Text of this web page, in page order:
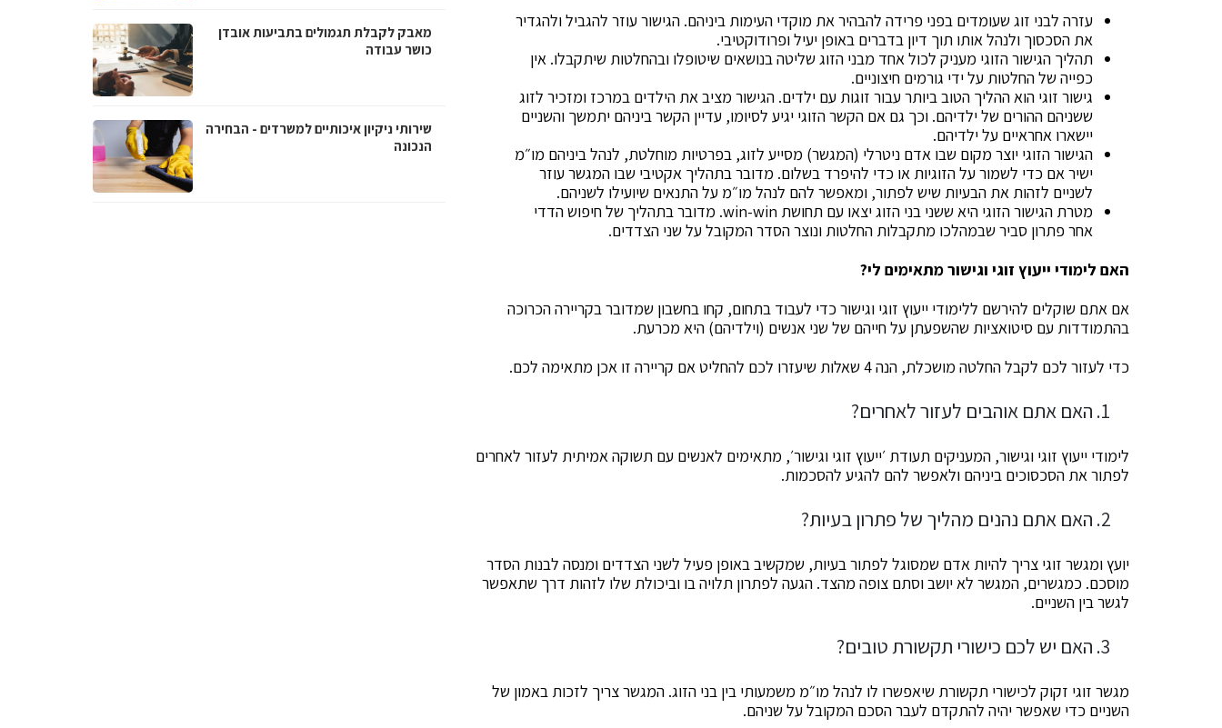
עזרה לבני זוג שעומדים בפני פרידה להבהיר את מוקדי העימות ביניהם. הגישור עוזר להגביל ולהגדיר
את הסכסוך ולנהל אותו תוך דיון בדברים באופן יעיל ופרודוקטיבי.
תהליך הגישור הזוגי מעניק לכול אחד מבני הזוג שליטה בנושאים שיטופלו ובהחלטות שיתקבלו. אין
כפייה של החלטות על ידי גורמים חיצוניים.
גישור זוגי הוא ההליך הטוב ביותר עבור זוגות עם ילדים. הגישור מציב את הילדים במרכז ומזכיר לזוג
ששניהם ההורים של ילדיהם. וכך גם אם הקשר הזוגי יגיע לסיומו, עדיין הקשר ביניהם יתמשך והשניים
יישארו אחראיים על ילדיהם.
הגישור הזוגי יוצר מקום שבו אדם ניטרלי (המגשר) מסייע לזוג, בפרטיות מוחלטת, לנהל ביניהם מו״מ
ישיר אם כדי לשמור על הזוגיות או כדי להיפרד בשלום. מדובר בתהליך אקטיבי שבו המגשר עוזר
לשניים לזהות את הבעיות שיש לפתור, ומאפשר להם לנהל מו״מ על התנאים שיועילו לשניהם.
מטרת הגישור הזוגי היא ששני בני הזוג יצאו עם תחושת win-win. מדובר בתהליך של חיפוש הדדי
אחר פתרון סביר שבמהלכו מתקבלות החלטות ונוצר הסדר המקובל על שני הצדדים.
האם לימודי ייעוץ זוגי וגישור מתאימים לי?
אם אתם שוקלים להירשם ללימודי ייעוץ זוגי וגישור כדי לעבוד בתחום, קחו בחשבון שמדובר בקריירה הכרוכה
בהתמודדות עם סיטואציות שהשפעתן על חייהם של שני אנשים (וילדיהם) היא מכרעת.
כדי לעזור לכם לקבל החלטה מושכלת, הנה 4 שאלות שיעזרו לכם להחליט אם קריירה זו אכן מתאימה לכם.
האם אתם אוהבים לעזור לאחרים?
לימודי ייעוץ זוגי וגישור, המעניקים תעודת ׳ייעוץ זוגי וגישור׳, מתאימים לאנשים עם תשוקה אמיתית לעזור לאחרים
לפתור את הסכסוכים ביניהם ולאפשר להם להגיע להסכמות.
האם אתם נהנים מהליך של פתרון בעיות?
יועץ ומגשר זוגי צריך להיות אדם שמסוגל לפתור בעיות, שמקשיב באופן פעיל לשני הצדדים ומנסה לבנות הסדר
מוסכם. כמגשרים, המגשר לא יושב וסתם צופה מהצד. הגעה לפתרון תלויה בו וביכולת שלו לזהות דרך שתאפשר
לגשר בין השניים.
האם יש לכם כישורי תקשורת טובים?
מגשר זוגי זקוק לכישורי תקשורת שיאפשרו לו לנהל מו״מ משמעותי בין בני הזוג. המגשר צריך לזכות באמון של
השניים כדי שאפשר יהיה להתקדם לעבר הסכם המקובל על שניהם.
מאבק לקבלת תגמולים בתביעות אובדן
כושר עבודה
שירותי ניקיון איכותיים למשרדים - הבחירה
הנכונה